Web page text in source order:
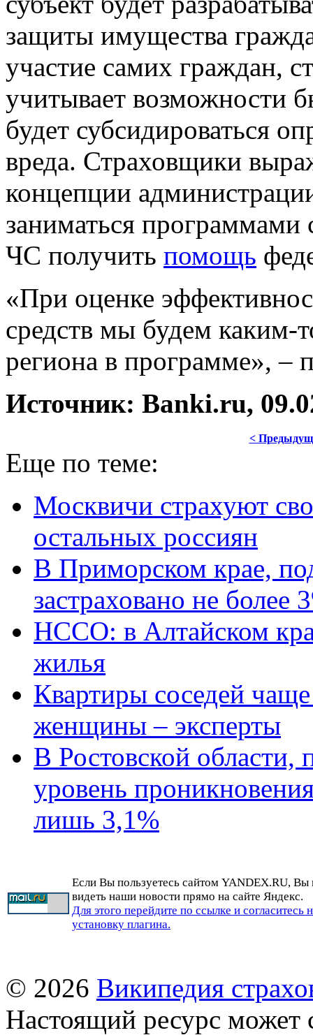
защиты имущества
участие самих граждан,
учитывает возможности
будет субсидироваться
вреда. Страховщики
концепции
заниматься программами
ЧС получить помощь
«При оценке
средств мы будем каким-
региона в программе», –
Источник: Banki.ru,
<
Еще по теме:
Москвичи страхуют
остальных россиян
В Приморском крае,
застраховано не более
НССО: в Алтайском
жилья
Квартиры соседей
женщины – эксперты
В Ростовской области,
уровень
лишь 3,1%
Если Вы пользуетесь сайтом YANDEX.RU, Вы
видеть наши новости прямо на сайте Яндекс.
Для этого перейдите по ссылке и согласитесь
установку плагина.
© 2026 Википедия
Настоящий ресурс может